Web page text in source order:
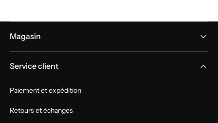
Magasin
Service client
Paiement et expédition
Retours et échanges